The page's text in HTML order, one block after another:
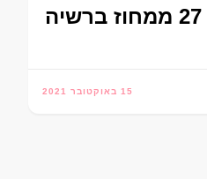
15 באוקטובר 2021